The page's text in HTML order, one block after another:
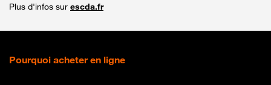
Plus d'infos sur escda.fr
Pourquoi acheter en ligne